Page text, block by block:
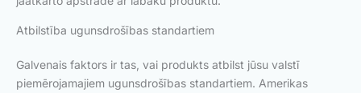
Atbilstība ugunsdrošības standartiem
Galvenais faktors ir tas, vai produkts atbilst jūsu valstī
piemērojamajiem ugunsdrošības standartiem. Amerikas